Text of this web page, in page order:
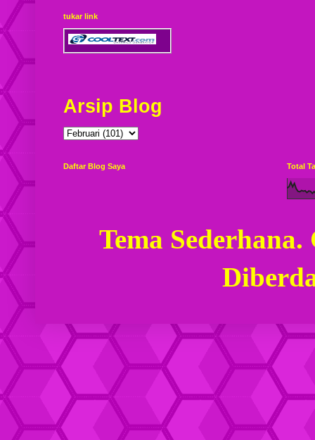
tukar link
Arsip Blog
Daftar Blog Saya Total
Tema